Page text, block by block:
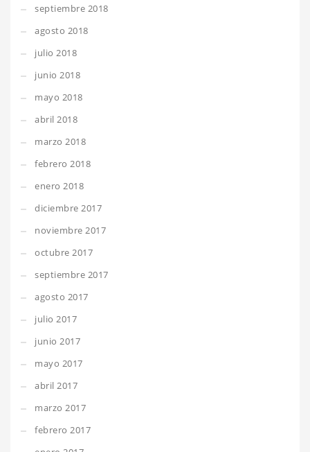
septiembre 2018
agosto 2018
julio 2018
junio 2018
mayo 2018
abril 2018
marzo 2018
febrero 2018
enero 2018
diciembre 2017
noviembre 2017
octubre 2017
septiembre 2017
agosto 2017
julio 2017
junio 2017
mayo 2017
abril 2017
marzo 2017
febrero 2017